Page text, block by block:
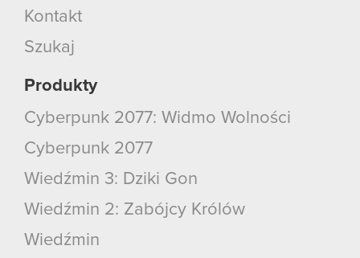
Kontakt
Szukaj
Produkty
Cyberpunk 2077: Widmo Wolności
Cyberpunk 2077
Wiedźmin 3: Dziki Gon
Wiedźmin 2: Zabójcy Królów
Wiedźmin